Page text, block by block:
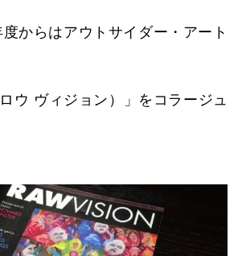
からはアウトサイダー・アート
ウ ヴィジョン）」をコラージュ